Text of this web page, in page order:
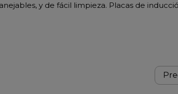
y de fácil limpieza. Placas de